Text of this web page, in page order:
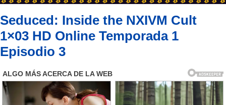
Seduced: Inside the NXIVM Cult
1×03 HD Online Temporada 1
Episodio 3